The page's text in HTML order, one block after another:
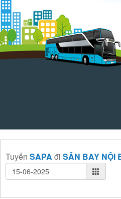
Tuyến SAPA đi SÂN BAY NỘI